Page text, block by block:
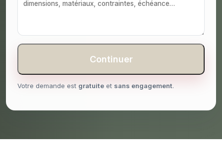
Continuer
Votre demande est gratuite et sans engagement.